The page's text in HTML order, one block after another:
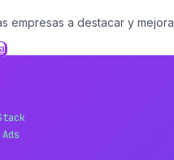
empresas a destacar y